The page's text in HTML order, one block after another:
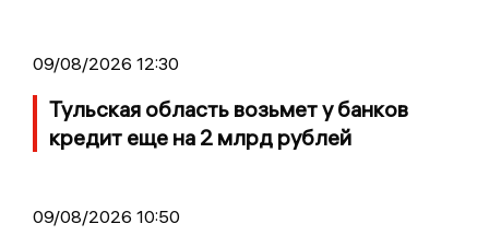
09/08/2026 12:30
Тульская область возьмет у банков
кредит еще на 2 млрд рублей
09/08/2026 10:50